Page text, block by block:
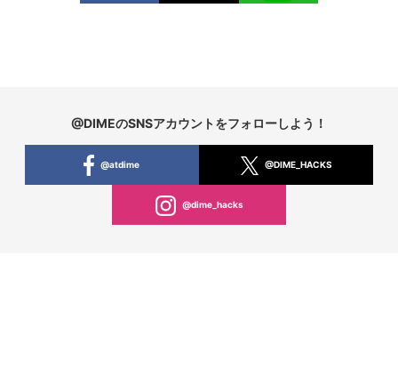
@DIMEのSNSアカウントをフォローしよう！
@atdime @DIME_HACKS
@dime_hacks